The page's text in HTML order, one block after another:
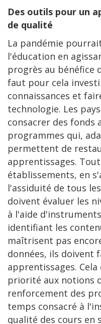
Des outils pour un
de qualité
La pandémie
l'éducation en
progrès au bénéfice
faut pour cela
connaissances et
technologie. Les
consacrer des fonds
programmes qui,
permettent de
apprentissages.
établissements, en
l'assiduité de tous
doivent évaluer les
à l'aide
identifiant les
maîtrisent pas
données, ils doivent
apprentissages.
priorité aux notions
renforcement des
temps consacré à
qualité des cours en